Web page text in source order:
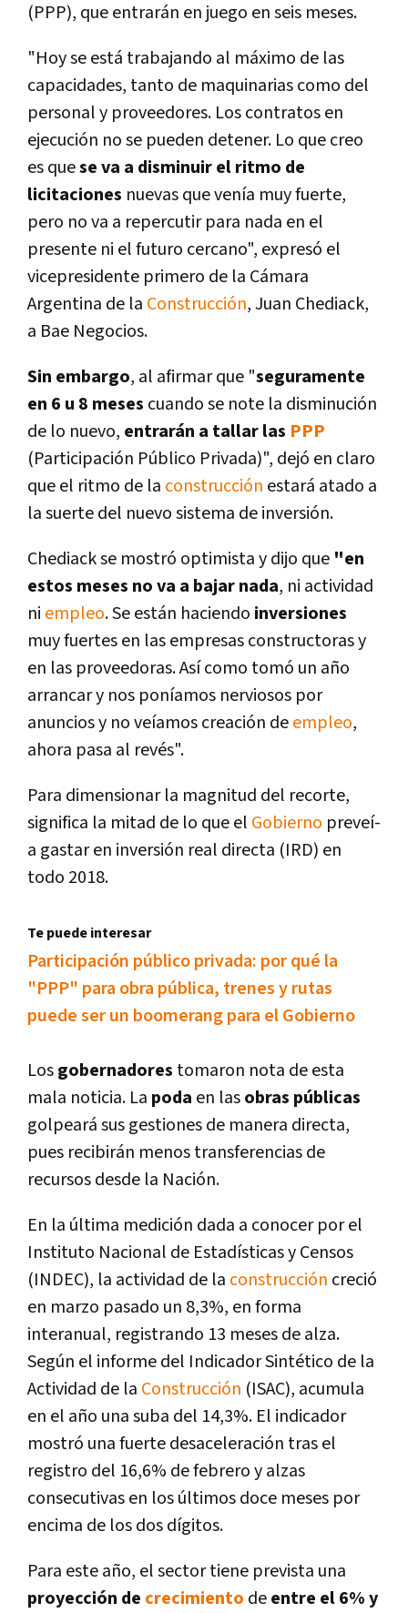
(PPP), que entrarán en juego en seis meses.
"Hoy se está trabajando al máximo de las
capacidades, tanto de maquinarias como del
personal y proveedores. Los contratos en
ejecución no se pueden detener. Lo que creo
es quese va a disminuir el ritmo de
licitaciones nuevas que vení­a muy fuerte,
pero no va a repercutir para nada en el
presente ni el futuro cercano", expresó el
vicepresidente primero de la Cámara
Argentina de la Construcción, Juan Chediack,
a Bae Negocios.
Sin embargo, al afirmar que "seguramente
en 6 u 8 meses cuando se note la disminución
de lo nuevo, entrarán a tallar las PPP
(Participación Público Privada)", dejó en claro
que el ritmo de la construcción estará atado a
la suerte del nuevo sistema de inversión.
Chediack se mostró optimista y dijo que "en
estos meses no va a bajar nada, ni actividad
ni empleo. Se están haciendo inversiones
muy fuertes en las empresas constructoras y
en las proveedoras. Así­ como tomó un año
arrancar y nos poní­amos nerviosos por
anuncios y no veí­amos creación deempleo,
ahora pasa al revés".
Para dimensionar la magnitud del recorte,
significa la mitad de lo que el Gobierno preveí­
a gastar en inversión real directa (IRD) en
todo 2018.
Te puede interesar
Participación público privada: por qué la
"PPP" para obra pública, trenes y rutas
puede ser un boomerang para el Gobierno
Losgobernadores tomaron nota de esta
mala noticia. La poda en lasobras públicas
golpeará sus gestiones de manera directa,
pues recibirán menos transferencias de
recursos desde la Nación.
En la última medición dada a conocer por el
Instituto Nacional de Estadí­sticas y Censos
(INDEC), la actividad de la construcción creció
en marzo pasado un 8,3%, en forma
interanual, registrando 13 meses de alza.
Según el informe del Indicador Sintético de la
Actividad de la Construcción (ISAC), acumula
en el año una suba del 14,3%. El indicador
mostró una fuerte desaceleración tras el
registro del 16,6% de febrero y alzas
consecutivas en los últimos doce meses por
encima de los dos dí­gitos.
Para este año, el sector tiene prevista una
proyección de crecimiento deentre el 6% y